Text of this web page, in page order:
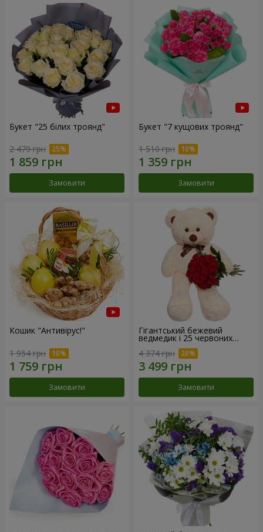
Букет "25 білих троянд"
2 479 грн
Замовити
Букет "7 кущових троянд"
1 510 грн
Замовити
Кошик "Антивірус!"
1 954 грн
Замовити
Гігантський бежевий
ведмедик і 25 червоних
троянд
4 374 грн
Замовити